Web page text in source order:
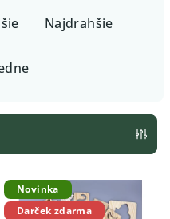
Najdrahšie
Novinka
Darček zdarma